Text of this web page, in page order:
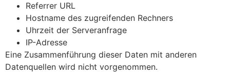
Referrer URL
Hostname des zugreifenden Rechners
Uhrzeit der Serveranfrage
IP-Adresse
Eine Zusammenführung dieser Daten mit anderen
Datenquellen wird nicht vorgenommen.